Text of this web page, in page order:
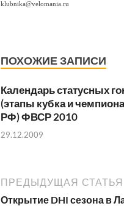
klubnika@velomania.ru
ПОХОЖИЕ ЗАПИСИ
Календарь статусных
(этапы кубка и
РФ) ФВСР 2010
29.12.2009
ПРЕДЫДУЩАЯ СТАТЬЯ
Открытие DHI сезона в